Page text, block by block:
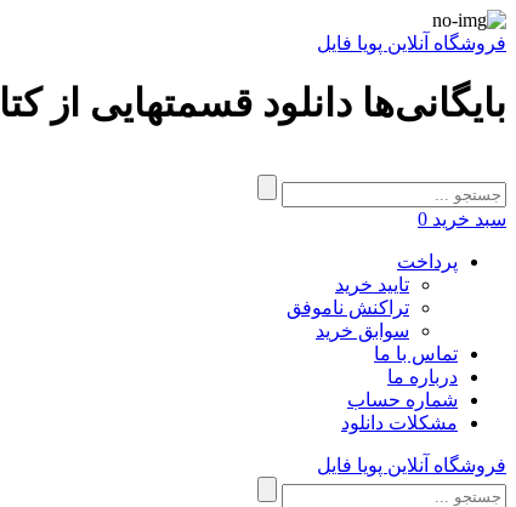
فروشگاه آنلاین پویا فایل
بایگانی‌ها دانلود قسمتهایی از
سبد خرید 0
پرداخت
تایید خرید
تراکنش ناموفق
سوابق خرید
تماس با ما
درباره ما
شماره حساب
مشکلات دانلود
فروشگاه آنلاین پویا فایل